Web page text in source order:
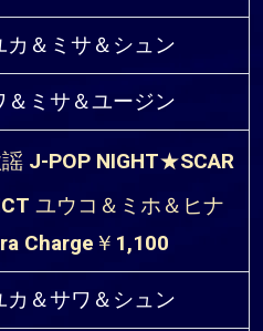
カ＆ミサ＆シュン
＆ミサ＆ユージン
J-POP NIGHT★SCAR
ユウコ＆ミホ＆ヒナ
Charge￥1,100
カ＆サワ＆シュン